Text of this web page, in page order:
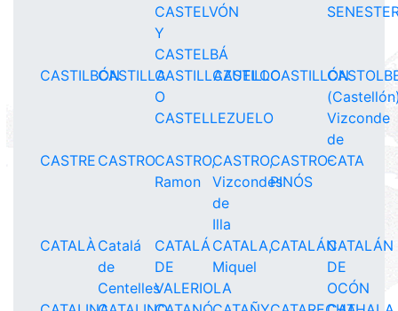
CASTELVÓN
Y
CASTELBÁ
CASTILBÓNCASTILLACASTILLAZUELO
O
CASTELLEZUELO
CASTILLOCASTILLÓN
Vizconde
de
CASTRE CASTROCASTRO,
Ramon
CASTRO,
Vizcondes
de
Illa
CASTRO-
PINÓS
CATA
CATALÀCatalá
de
Centelles
CATALÁ
DE
VALERIOLA
CATALA,
Miquel
CATALÁNCATALÁN
DE
OCÓN